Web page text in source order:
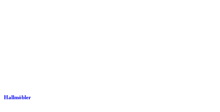
Hallmöbler